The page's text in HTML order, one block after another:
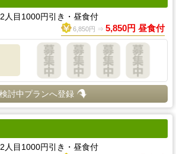
2人目1000円引き・昼食付
6,850円 ⇒ 5,850円 昼食付
検討中プランへ登録
2人目1000円引き・昼食付